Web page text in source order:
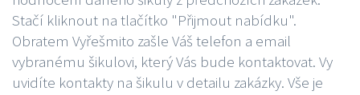
Stačí kliknout na tlačítko "Přijmout nabídku".
Obratem Vyřešmito zašle Váš telefon a email
vybranému šikulovi, který Vás bude kontaktovat. Vy
uvidíte kontakty na šikulu v detailu zakázky. Vše je